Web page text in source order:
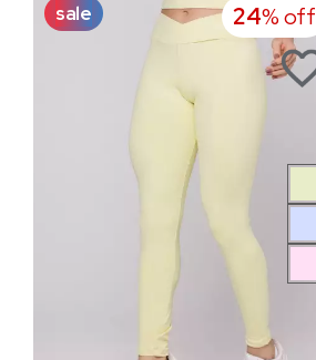
sale 24% off